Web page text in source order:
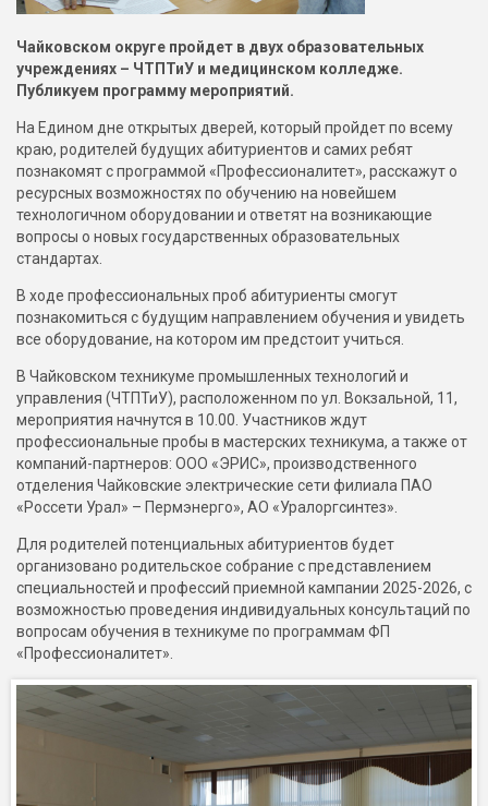
Чайковском округе пройдет в двух образовательных
учреждениях – ЧТПТиУ и медицинском колледже.
Публикуем программу мероприятий.
На Едином дне открытых дверей, который пройдет по всему
краю, родителей будущих абитуриентов и самих ребят
познакомят с программой «Профессионалитет», расскажут о
ресурсных возможностях по обучению на новейшем
технологичном оборудовании и ответят на возникающие
вопросы о новых государственных образовательных
стандартах.
В ходе профессиональных проб абитуриенты смогут
познакомиться с будущим направлением обучения и увидеть
все оборудование, на котором им предстоит учиться.
В Чайковском техникуме промышленных технологий и
управления (ЧТПТиУ), расположенном по ул. Вокзальной, 11,
мероприятия начнутся в 10.00. Участников ждут
профессиональные пробы в мастерских техникума, а также от
компаний-партнеров: ООО «ЭРИС», производственного
отделения Чайковские электрические сети филиала ПАО
«Россети Урал» – Пермэнерго», АО «Уралоргсинтез».
Для родителей потенциальных абитуриентов будет
организовано родительское собрание с представлением
специальностей и профессий приемной кампании 2025-2026, с
возможностью проведения индивидуальных консультаций по
вопросам обучения в техникуме по программам ФП
«Профессионалитет».